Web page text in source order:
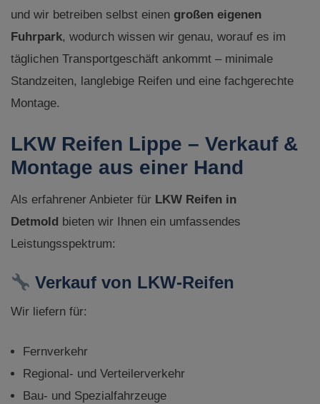
und wir betreiben selbst einen großen eigenen
Fuhrpark, wodurch wissen wir genau, worauf es im
täglichen Transportgeschäft ankommt – minimale
Standzeiten, langlebige Reifen und eine fachgerechte
Montage.
LKW Reifen Lippe – Verkauf &
Montage aus einer Hand
Als erfahrener Anbieter für LKW Reifen in
Detmold bieten wir Ihnen ein umfassendes
Leistungsspektrum:
Verkauf von LKW-Reifen
Wir liefern für:
Fernverkehr
Regional- und Verteilerverkehr
Bau- und Spezialfahrzeuge